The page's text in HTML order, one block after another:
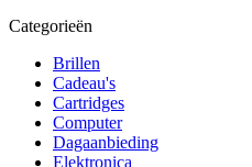
Categorieën
Brillen
Cadeau's
Cartridges
Computer
Dagaanbieding
Elektronica